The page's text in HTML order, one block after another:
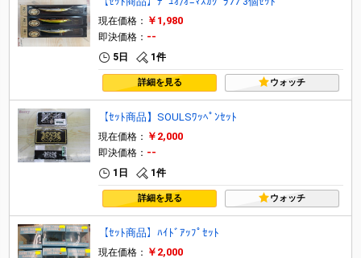
現在価格： ￥1,980
即決価格： --
5日 1件
詳細を見る ウォッチ
【ｾｯﾄ商品】SOULSﾜｯﾍﾟﾝｾｯﾄ
現在価格： ￥2,000
即決価格： --
1日 1件
詳細を見る ウォッチ
【ｾｯﾄ商品】ﾊｲﾄﾞｱｯﾌﾟｾｯﾄ
現在価格： ￥2,000